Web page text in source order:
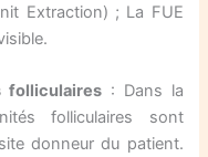
Extraction) ; La FUE
folliculaires : Dans la
folliculaires sont
donneur du patient.